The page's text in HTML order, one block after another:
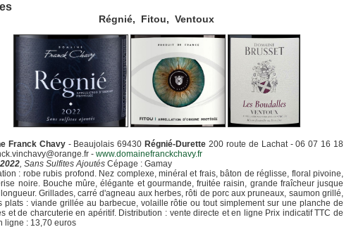
Régnié, Fitou, Ventoux
Franck Chavy- Beaujolais 69430 Régnié-Durette200 route de Lachat - 06 07 16 18
- www.domainefranckchavy.fr
, Sans Sulfites Ajoutés Cépage : Gamay
: robe rubis profond. Nez complexe, minéral et frais, bâton de réglisse, floral pivoine,
noire. Bouche mûre, élégante et gourmande, fruitée raisin, grande fraîcheur jusque
Grillades, carré d'agneau aux herbes, rôti de porc aux pruneaux, saumon grillé,
plats : viande grillée au barbecue, volaille rôtie ou tout simplement sur une planche de
et de charcuterie en apéritif. Distribution : vente directe et en ligne Prix indicatif TTC de
ligne : 13,70 euros